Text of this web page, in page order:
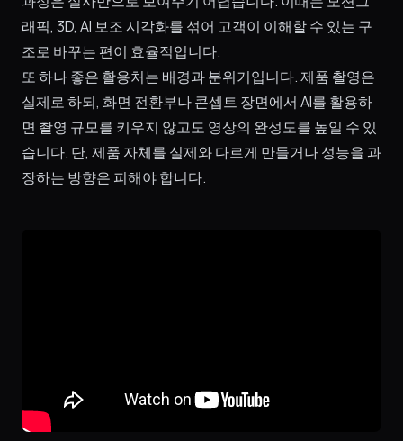
래픽, 3D, AI 보조 시각화를 섞어 고객이 이해할 수 있는 구
조로 바꾸는 편이 효율적입니다.
또 하나 좋은 활용처는 배경과 분위기입니다. 제품 촬영은
실제로 하되, 화면 전환부나 콘셉트 장면에서 AI를 활용하
면 촬영 규모를 키우지 않고도 영상의 완성도를 높일 수 있
습니다. 단, 제품 자체를 실제와 다르게 만들거나 성능을 과
장하는 방향은 피해야 합니다.